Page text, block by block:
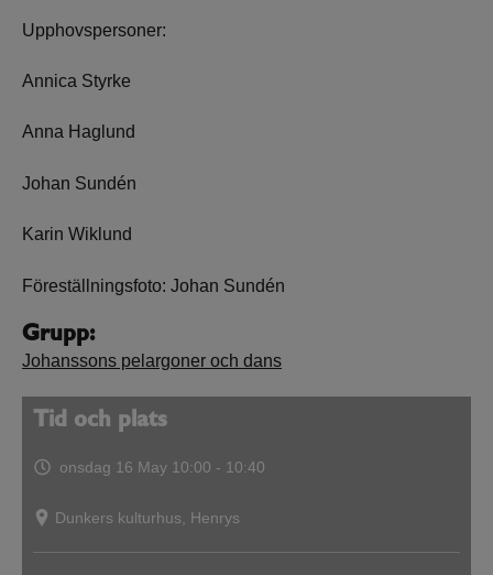
Upphovspersoner:
Annica Styrke
Anna Haglund
Johan Sundén
Karin Wiklund
Föreställningsfoto: Johan Sundén
Grupp:
Johanssons pelargoner och dans
Tid och plats
onsdag 16 May 10:00 - 10:40
Dunkers kulturhus, Henrys